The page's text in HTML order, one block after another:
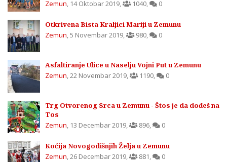
Zemun, 14 Oktobar 2019, 1040, 0
Otkrivena Bista Kraljici Mariji u Zemunu
Zemun,5 Novembar 2019, 980, 0
Asfaltiranje Ulice u Naselju Vojni Put u Zemunu
Zemun,22 Novembar 2019, 1190, 0
Trg Otvorenog Srca u Zemunu - Štos je da dođeš na
Tos
Zemun, 13 Decembar 2019, 896, 0
Koćija Novogodišnjih Želja u Zemunu
Zemun,26 Decembar 2019, 881, 0